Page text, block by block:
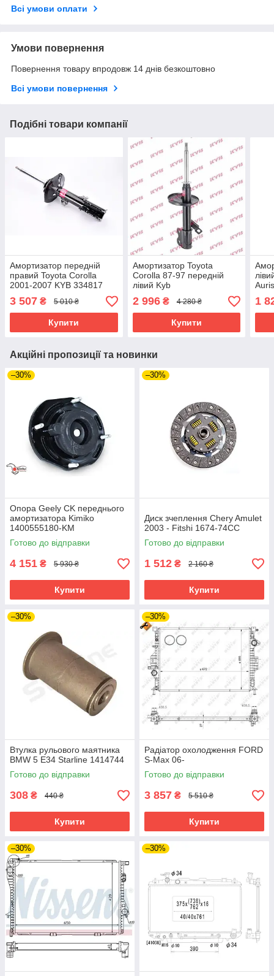
Всі умови оплати
Умови повернення
Повернення товару впродовж 14 днів безкоштовно
Всі умови повернення
Подібні товари компанії
Амортизатор передній
правий Toyota Corolla
2001-2007 KYB 334817
3 507 ₴ 5 010 ₴
Купити
Амортизатор Toyota
Corolla 87-97 передній
лівий Kyb
2 996₴ 4 280 ₴
Купити
1
Акційні пропозиції та новинки
–30%
Опора Geely CK переднього
амортизатора Kimiko
1400555180-KM
Готово до відправки
4 151 ₴ 5 930 ₴
Купити
–30%
Диск зчеплення Chery Amulet
2003 - Fitshi 1674-74CC
Готово до відправки
1 512 ₴ 2 160 ₴
Купити
–30%
Втулка рульового маятника
BMW 5 E34 Starline 1414744
Готово до відправки
308 ₴ 440 ₴
Купити
–30%
Радіатор охолодження FORD
S-Max 06-
Готово до відправки
3 857 ₴ 5 510 ₴
Купити
–30% –30%